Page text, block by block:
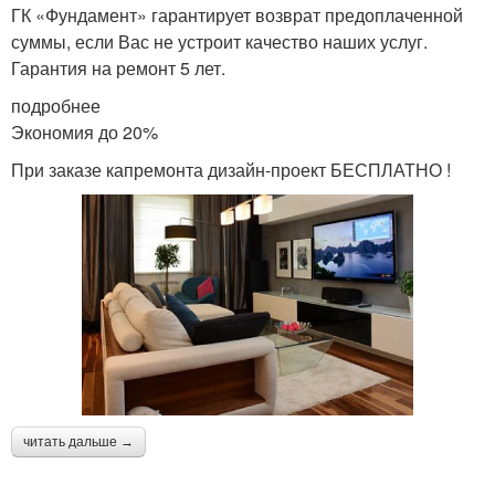
ГК «Фундамент» гарантирует возврат предоплаченной
суммы, если Вас не устроит качество наших услуг.
Гарантия на ремонт 5 лет.
подробнее
Экономия до 20%
При заказе капремонта дизайн-проект БЕСПЛАТНО !
читать дальше →